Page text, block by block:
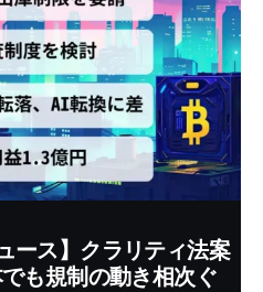
ース】クラリティ法案
も規制の動き相次ぐ